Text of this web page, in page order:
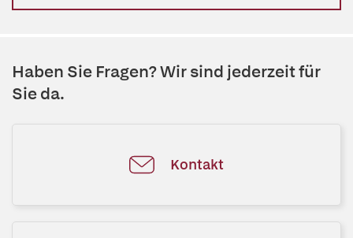
Haben Sie Fragen? Wir sind jederzeit für
Sie da.
Kontakt